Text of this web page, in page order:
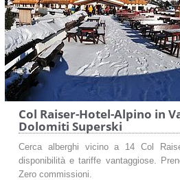
Col Raiser-Hotel-Alpino in
Dolomiti Superski
Cerca alberghi vicino a 14 Col
disponibilità e tariffe vantaggiose.
Zero commissioni.